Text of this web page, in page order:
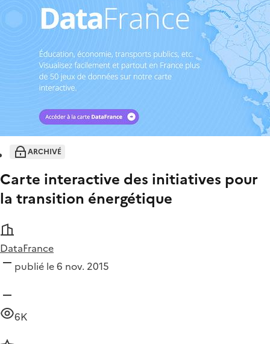
ARCHIVÉ
Carte interactive des initiatives pour
la transition énergétique
DataFrance
publié le 6 nov. 2015
6K